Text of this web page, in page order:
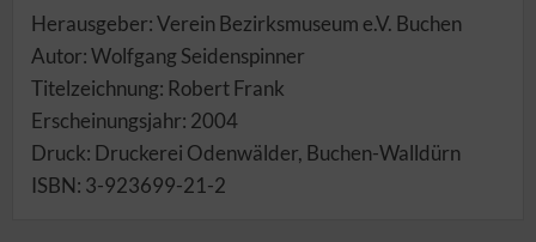
Herausgeber: Verein Bezirksmuseum e.V. Buchen
Autor: Wolfgang Seidenspinner
Titelzeichnung: Robert Frank
Erscheinungsjahr: 2004
Druck: Druckerei Odenwälder, Buchen-Walldürn
ISBN: 3-923699-21-2